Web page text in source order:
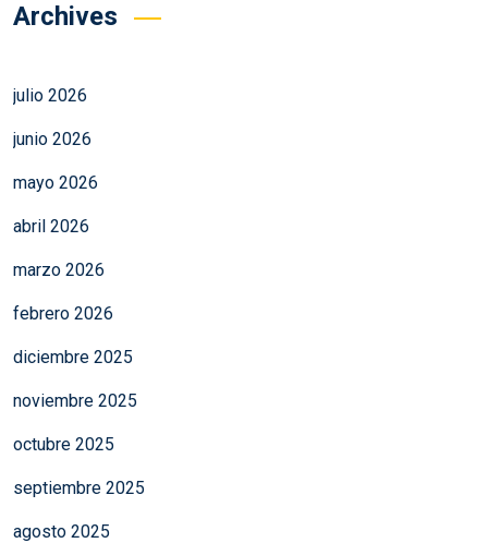
Archives
julio 2026
junio 2026
mayo 2026
abril 2026
marzo 2026
febrero 2026
diciembre 2025
noviembre 2025
octubre 2025
septiembre 2025
agosto 2025